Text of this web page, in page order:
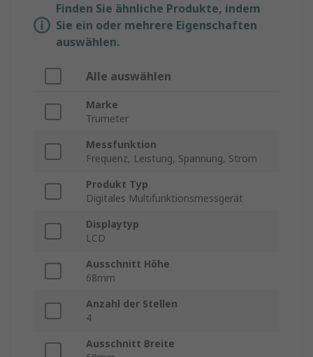
Finden Sie ähnliche Produkte, indem
Sie ein oder mehrere Eigenschaften
auswählen.
Alle auswählen
Marke
Trumeter
Messfunktion
Frequenz, Leistung, Spannung, Strom
Produkt Typ
Digitales Multifunktionsmessgerät
Displaytyp
LCD
Ausschnitt Höhe
68mm
Anzahl der Stellen
4
Ausschnitt Breite